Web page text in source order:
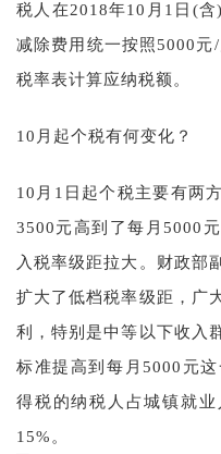
税人在2018年10月1日(含
减除费用统一按照5000
税率表计算应纳税额。
10月起个税有何变化？
10月1日起个税主要有两
3500元高到了每月5000
入税率级距拉大。财政部
扩大了低档税率级距，广
利，特别是中等以下收入
标准提高到每月5000元
得税的纳税人占城镇就
15%。